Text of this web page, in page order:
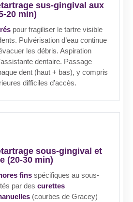
sus-gingival aux
20 min)
pour fragiliser le tartre visible
Pulvérisation d’eau continue
les débris. Aspiration
dentaire. Passage
dent (haut + bas), y compris
difficiles d’accès.
sous-gingival et
(20-30 min)
finsspécifiques au sous-
par des curettes
(courbes de Gracey)